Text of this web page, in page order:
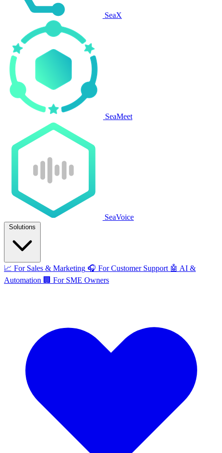
SeaX
SeaMeet
SeaVoice
Solutions
📈 For Sales & Marketing 🎧 For Customer Support 🤖 AI &
Automation 🏢 For SME Owners